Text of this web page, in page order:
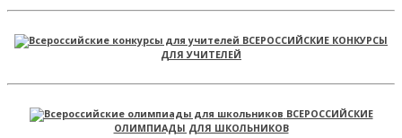
ВСЕРОССИЙСКИЕ КОНКУРСЫ
ДЛЯ УЧИТЕЛЕЙ
ВСЕРОССИЙСКИЕ
ОЛИМПИАДЫ ДЛЯ ШКОЛЬНИКОВ